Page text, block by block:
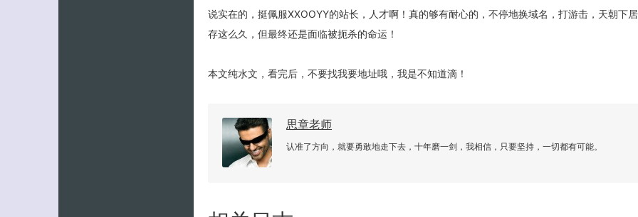
说实在的，挺佩服XXOOYY的站长，人才啊！真的够有耐心的，不停地换域名，打游击，天朝下
存这么久，但最终还是面临被扼杀的命运！
本文纯水文，看完后，不要找我要地址哦，我是不知道滴！
思章老师
认准了方向，就要勇敢地走下去，十年磨一剑，我相信，只要坚持，一切都有可能。